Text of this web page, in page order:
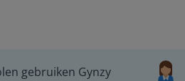
gebruiken Gynzy